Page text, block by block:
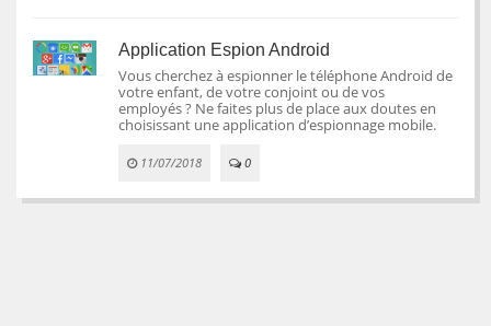
Application Espion Android
Vous cherchez à espionner le téléphone Android de
votre enfant, de votre conjoint ou de vos
employés ? Ne faites plus de place aux doutes en
choisissant une application d’espionnage mobile.
11/07/2018 0